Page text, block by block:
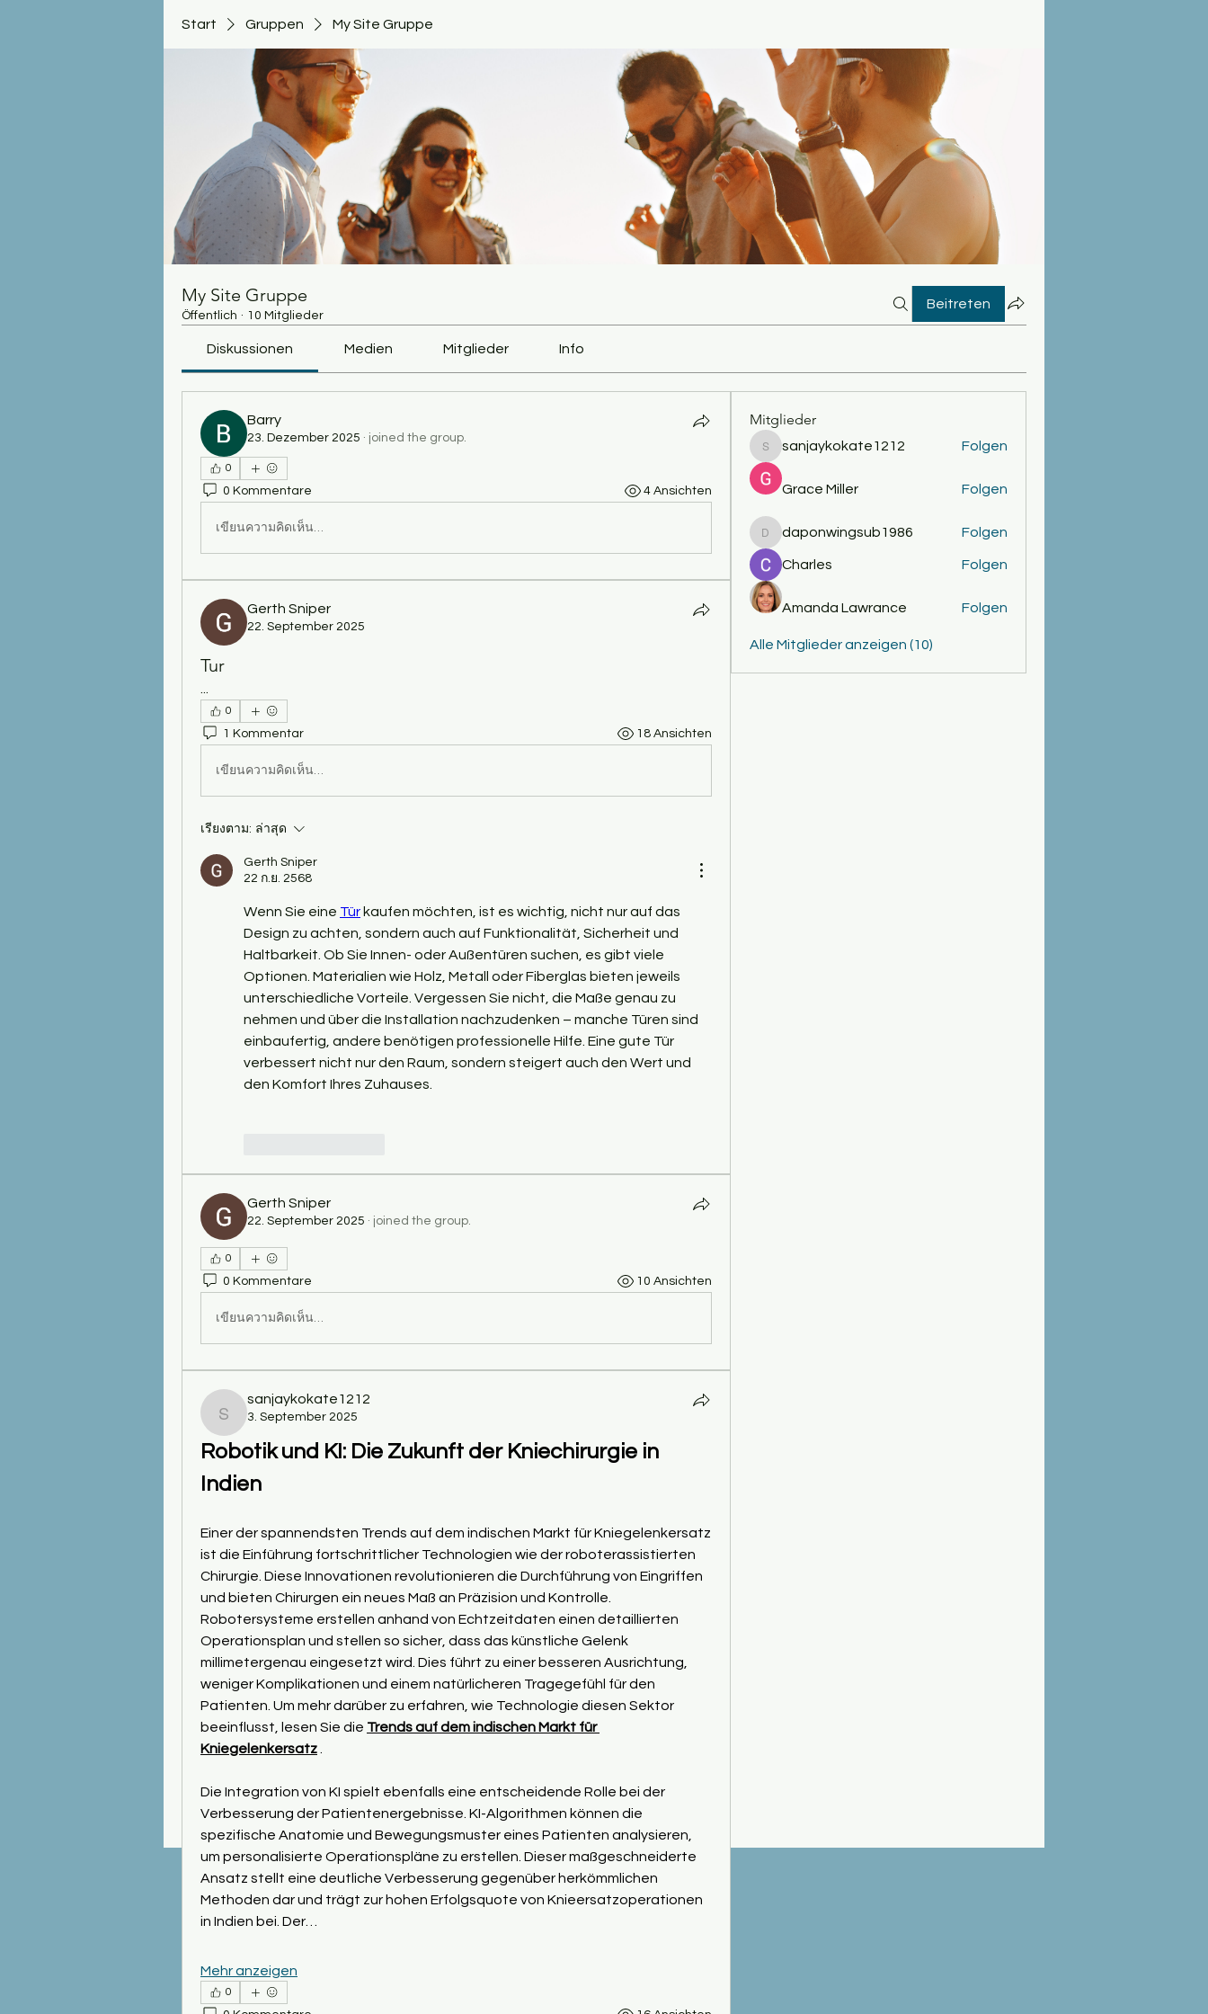
Start Gruppen My Site Gruppe
My Site Gruppe
Öffentlich · 10 Mitglieder
Beitreten
Diskussionen Medien Mitglieder Info
Barry
23. Dezember 2025 · joined the group.
0
0 Kommentare 4 Ansichten
เขียนความคิดเห็น…
Gerth Sniper
22. September 2025
Tur
0
1 Kommentar 18 Ansichten
เขียนความคิดเห็น…
เรียงตาม: ล่าสุด
Gerth Sniper
22 ก.ย. 2568
Wenn Sie eine Tür kaufen möchten, ist es wichtig, nicht nur auf das
Design zu achten, sondern auch auf Funktionalität, Sicherheit und
Haltbarkeit. Ob Sie Innen- oder Außentüren suchen, es gibt viele
Optionen. Materialien wie Holz, Metall oder Fiberglas bieten jeweils
unterschiedliche Vorteile. Vergessen Sie nicht, die Maße genau zu
nehmen und über die Installation nachzudenken – manche Türen sind
einbaufertig, andere benötigen professionelle Hilfe. Eine gute Tür
verbessert nicht nur den Raum, sondern steigert auch den Wert und
den Komfort Ihres Zuhauses.
Gerth Sniper
22. September 2025 · joined the group.
0
0 Kommentare 10 Ansichten
เขียนความคิดเห็น…
sanjaykokate1212
sanjaykokate1212
3. September 2025
Robotik und KI: Die Zukunft der Kniechirurgie in
Indien
Einer der spannendsten Trends auf dem indischen Markt für Kniegelenkersatz
ist die Einführung fortschrittlicher Technologien wie der roboterassistierten
Chirurgie. Diese Innovationen revolutionieren die Durchführung von Eingriffen
und bieten Chirurgen ein neues Maß an Präzision und Kontrolle.
Robotersysteme erstellen anhand von Echtzeitdaten einen detaillierten
Operationsplan und stellen so sicher, dass das künstliche Gelenk
millimetergenau eingesetzt wird. Dies führt zu einer besseren Ausrichtung,
weniger Komplikationen und einem natürlicheren Tragegefühl für den
Patienten. Um mehr darüber zu erfahren, wie Technologie diesen Sektor
beeinflusst, lesen Sie die Trends auf dem indischen Markt für
Kniegelenkersatz
Die Integration von KI spielt ebenfalls eine entscheidende Rolle bei der
Verbesserung der Patientenergebnisse. KI-Algorithmen können die
spezifische Anatomie und Bewegungsmuster eines Patienten analysieren,
um personalisierte Operationspläne zu erstellen. Dieser maßgeschneiderte
Ansatz stellt eine deutliche Verbesserung gegenüber herkömmlichen
Methoden dar und trägt zur hohen Erfolgsquote von Knieersatzoperationen
in Indien bei. Der…
Mehr anzeigen
0
Mitglieder
sanjaykokate1212
sanjaykokate1212 Folgen
Grace Miller Folgen
daponwingsub1986
daponwingsub1986 Folgen
Charles Folgen
Amanda Lawrance Folgen
Alle Mitglieder anzeigen (10)